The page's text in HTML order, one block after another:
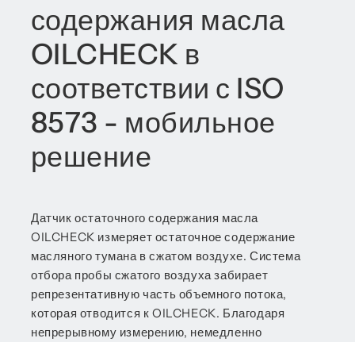
содержания масла
OILCHECK в
соответствии с ISO
8573 - мобильное
решение
Датчик остаточного содержания масла
OILCHECK измеряет остаточное содержание
масляного тумана в сжатом воздухе. Система
отбора пробы сжатого воздуха забирает
репрезентативную часть объемного потока,
которая отводится к OILCHECK. Благодаря
непрерывному измерению, немедленно